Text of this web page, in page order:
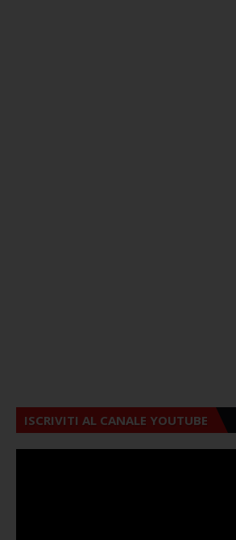
ISCRIVITI AL CANALE YOUTUBE